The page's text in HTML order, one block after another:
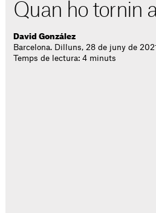
Quan ho tornin
David González
Barcelona. Dilluns, 28 de juny de
Temps de lectura: 4 minuts